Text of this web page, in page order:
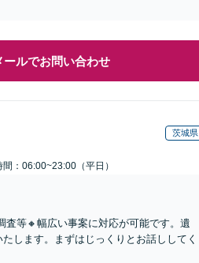
ールでお問い合わせ
茨城県
間：06:00~23:00（平日）
等🔸幅広い事案に対応が可能です。遺
します。まずはじっくりとお話ししてく